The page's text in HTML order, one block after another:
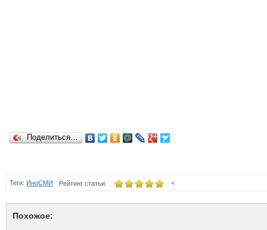
Поделиться…
Теги: ИноСМИ <
Рейтинг статьи:
Похожое: